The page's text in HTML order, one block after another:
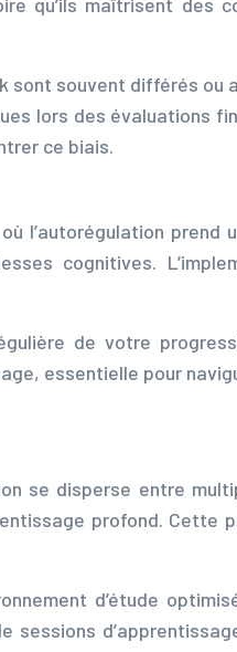
sont souvent différés
lors des évaluations
ce biais.
l’autorégulation
cognitives.
de votre
essentielle pour
se disperse entre
profond. Cette
d’étude